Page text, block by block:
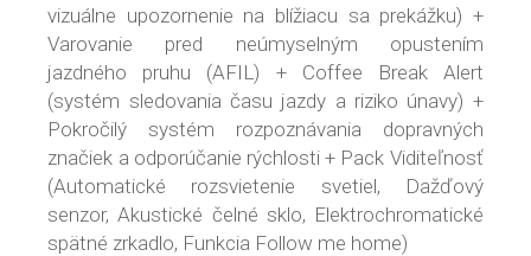
vizuálne upozornenie na blížiacu sa prekážku) +
Varovanie pred neúmyselným opustením
jazdného pruhu (AFIL) + Coffee Break Alert
(systém sledovania času jazdy a riziko únavy) +
Pokročilý systém rozpoznávania dopravných
značiek a odporúčanie rýchlosti + Pack Viditeľnosť
(Automatické rozsvietenie svetiel, Dažďový
senzor, Akustické čelné sklo, Elektrochromatické
spätné zrkadlo, Funkcia Follow me home)